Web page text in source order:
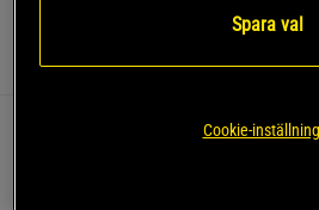
Information Recensioner
Denna hoodie kombinerar en
Spara val
Cookie-